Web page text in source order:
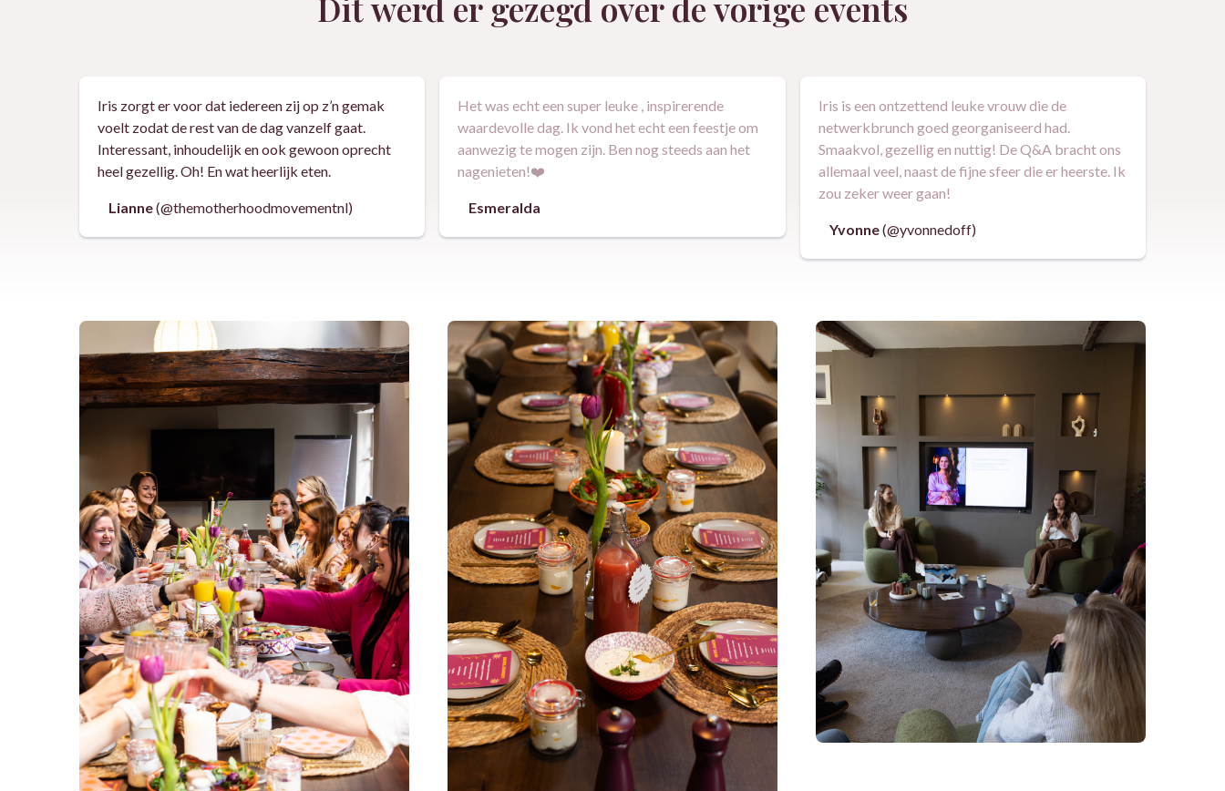
Iris zorgt er voor dat iedereen zij op z’n gemak
voelt zodat de rest van de dag vanzelf gaat.
Interessant, inhoudelijk en ook gewoon oprecht
heel gezellig. Oh! En wat heerlijk eten.
Lianne(@themotherhoodmovementnl)
Het was echt een super leuke , inspirerende
waardevolle dag. Ik vond het echt een feestje om
aanwezig te mogen zijn. Ben nog steeds aan het
nagenieten!❤️
Esmeralda
Iris is een ontzettend leuke vrouw die de
netwerkbrunch goed georganiseerd had.
Smaakvol, gezellig en nuttig! De Q&A bracht ons
allemaal veel, naast de fijne sfeer die er heerste. Ik
zou zeker weer gaan!
Yvonne(@yvonnedoff)